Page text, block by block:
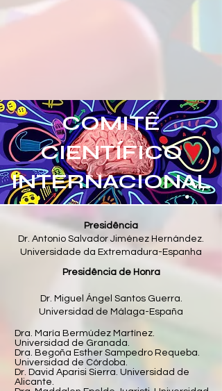
COMITÊ
CIENTÍFICO
INTERNACIONAL
Presidência
Dr. Antonio Salvador Jiménez Hernández.
Universidade da Extremadura-Espanha
Presidência de Honra
Dr. Miguel Ángel Santos Guerra.
Universidad de Málaga-España
Dra. María Bermúdez Martínez.
Universidad de Granada.
Dra. Begoña Esther Sampedro Requeba.
Universidad de Córdoba.
Dr. David Aparisi Sierra. Universidad de
Alicante.